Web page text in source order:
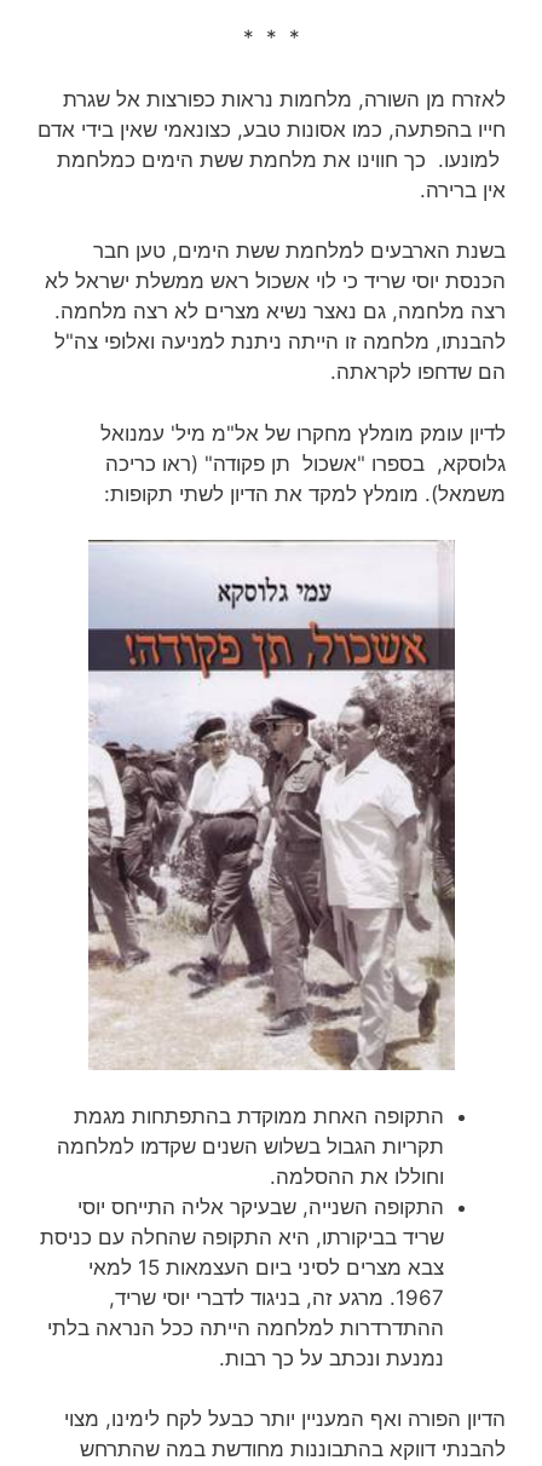
* * *
לאזרח מן השורה, מלחמות נראות כפורצות אל שגרת
חייו בהפתעה, כמו אסונות טבע, כצונאמי שאין בידי אדם
למונעו. כך חווינו את מלחמת ששת הימים כמלחמת
אין ברירה.
בשנת הארבעים למלחמת ששת הימים, טען חבר
הכנסת יוסי שריד כי לוי אשכול ראש ממשלת ישראל לא
רצה מלחמה, גם נאצר נשיא מצרים לא רצה מלחמה.
להבנתו, מלחמה זו הייתה ניתנת למניעה ואלופי צה"ל
הם שדחפו לקראתה.
לדיון עומק מומלץ מחקרו של אל"מ מיל' עמנואל
גלוסקא, בספרו "אשכול תן פקודה" (ראו כריכה
משמאל). מומלץ למקד את הדיון לשתי תקופות:
התקופה האחת ממוקדת בהתפתחות מגמת
תקריות הגבול בשלוש השנים שקדמו למלחמה
וחוללו את ההסלמה.
התקופה השנייה, שבעיקר אליה התייחס יוסי
שריד בביקורתו, היא התקופה שהחלה עם כניסת
צבא מצרים לסיני ביום העצמאות 15 למאי
1967. מרגע זה, בניגוד לדברי יוסי שריד,
ההתדרדרות למלחמה הייתה ככל הנראה בלתי
נמנעת ונכתב על כך רבות.
הדיון הפורה ואף המעניין יותר כבעל לקח לימינו, מצוי
להבנתי דווקא בהתבוננות מחודשת במה שהתרחש